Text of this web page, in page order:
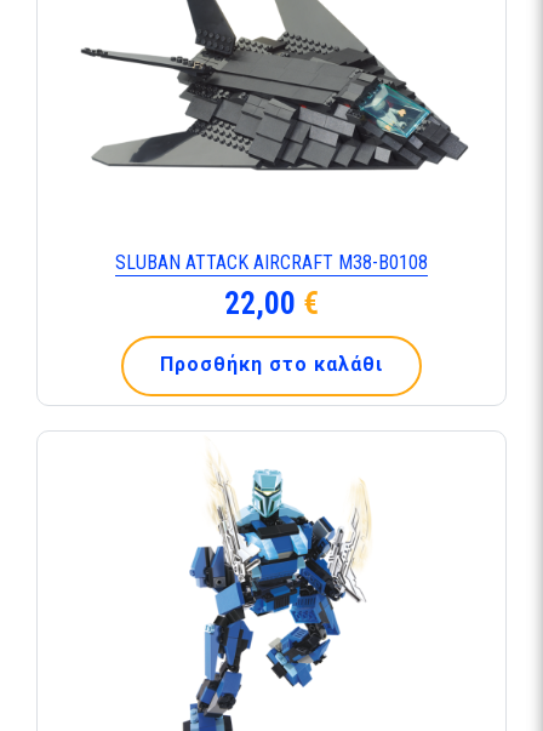
SLUBAN ATTACK AIRCRAFT M38-B0108
22,00 €
Προσθήκη στο καλάθι